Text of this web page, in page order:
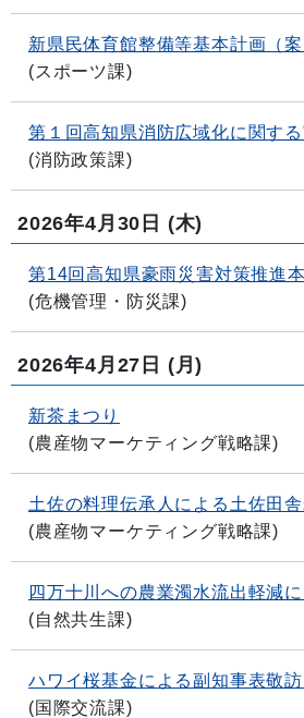
新県民体育館整備等基本計画（
(スポーツ課)
第１回高知県消防広域化に関す
(消防政策課)
2026年4月30日 (木)
第14回高知県豪雨災害対策推進
(危機管理・防災課)
2026年4月27日 (月)
新茶まつり
(農産物マーケティング戦略課)
土佐の料理伝承人による土佐田
(農産物マーケティング戦略課)
四万十川への農業濁水流出軽減
(自然共生課)
ハワイ桜基金による副知事表敬訪
(国際交流課)